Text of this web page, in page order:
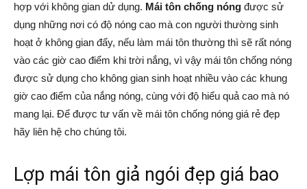
hợp với không gian dử dụng. Mái tôn chống nóng được sử
dụng những nơi có độ nóng cao mà con người thường sinh
hoạt ở không gian đấy, nếu làm mái tôn thường thì sẽ rất nóng
vào các giờ cao điểm khi trời nắng, vì vậy mái tôn chống nóng
được sử dụng cho không gian sinh hoạt nhiều vào các khung
giờ cao điểm của nắng nóng, cùng với độ hiểu quả cao mà nó
mang lại. Để được tư vấn về mái tôn chống nóng giá rẻ đẹp
hãy liên hệ cho chúng tôi.
Lợp mái tôn giả ngói đẹp giá bao